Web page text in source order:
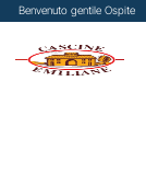
Benvenuto gentile Ospite